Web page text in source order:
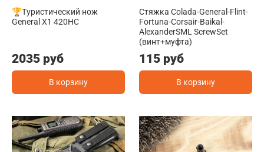
🏆Туристический нож
General X1 420HC
2035 руб
В корзину
Стяжка Colada-General-Flint-
Fortuna-Corsair-Baikal-
AlexanderSML ScrewSet
(винт+муфта)
115 руб
В корзину